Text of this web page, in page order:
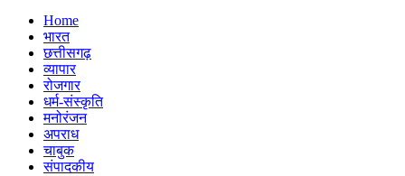
Home
भारत
छत्तीसगढ़
व्यापार
रोजगार
धर्म-संस्कृति
मनोरंजन
अपराध
चाबुक
संपादकीय